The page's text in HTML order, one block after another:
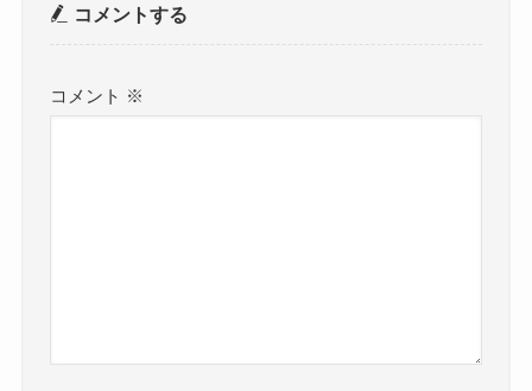
コメントする
コメント ※